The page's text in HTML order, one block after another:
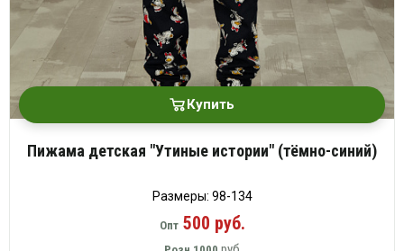
Купить
Пижама детская "Утиные истории" (тёмно-синий)
Размеры: 98-134
Опт500 руб.